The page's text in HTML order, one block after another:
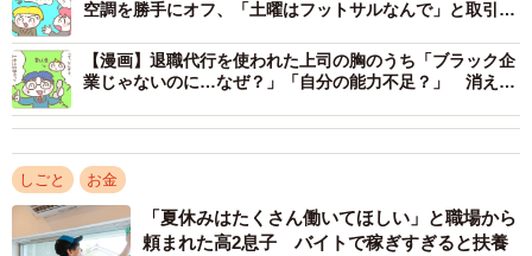
ば、営業からスタートしてマーケティングや企画などへキ
ャリアアップする道も魅力に感じていること。
・将来的に転職につながるようなスキルを身につけたい一
方で、残業はできるだけ少なく、休日はしっかり休めるメ
このような希望をもとに、さまざまな業種や規模の企業に
エントリーした結果、Aさんは最終的に2社から内定を得ま
空調を勝手にオフ、「土曜はフットサルなんで」と取引先
【漫画】退職代行を使われた上司の胸のうち「ブラック企
業じゃないのに…なぜ？」「自分の能力不足？」 消えな
しごと お金
「夏休みはたくさん働いてほしい」と職場から
頼まれた高2息子 バイトで稼ぎすぎると扶養